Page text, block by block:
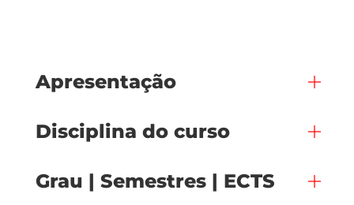
Apresentação
Disciplina do curso
Grau | Semestres | ECTS